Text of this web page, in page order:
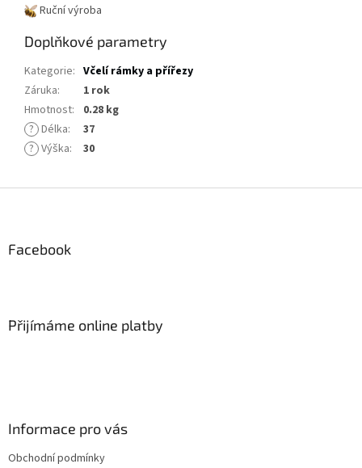
Ruční výroba
Doplňkové parametry
Kategorie: Včelí rámky a přířezy
Záruka:
1 rok
Hmotnost:
0.28 kg
? Délka:
37
? Výška: 30
Facebook
Přijímáme online platby
Informace pro vás
Obchodní podmínky